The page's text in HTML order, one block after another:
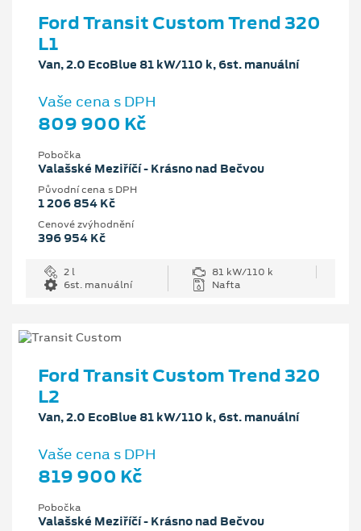
Ford Transit Custom Trend 320
L1
Van, 2.0 EcoBlue 81 kW/110 k, 6st. manuální
Vaše cena s DPH
809 900 Kč
Pobočka
Valašské Meziříčí - Krásno nad Bečvou
Původní cena s DPH
1 206 854 Kč
Cenové zvýhodnění
396 954 Kč
2 l
81 kW/110 k
6st. manuální
Nafta
Ford Transit Custom Trend 320
L2
Van, 2.0 EcoBlue 81 kW/110 k, 6st. manuální
Vaše cena s DPH
819 900 Kč
Pobočka
Valašské Meziříčí - Krásno nad Bečvou